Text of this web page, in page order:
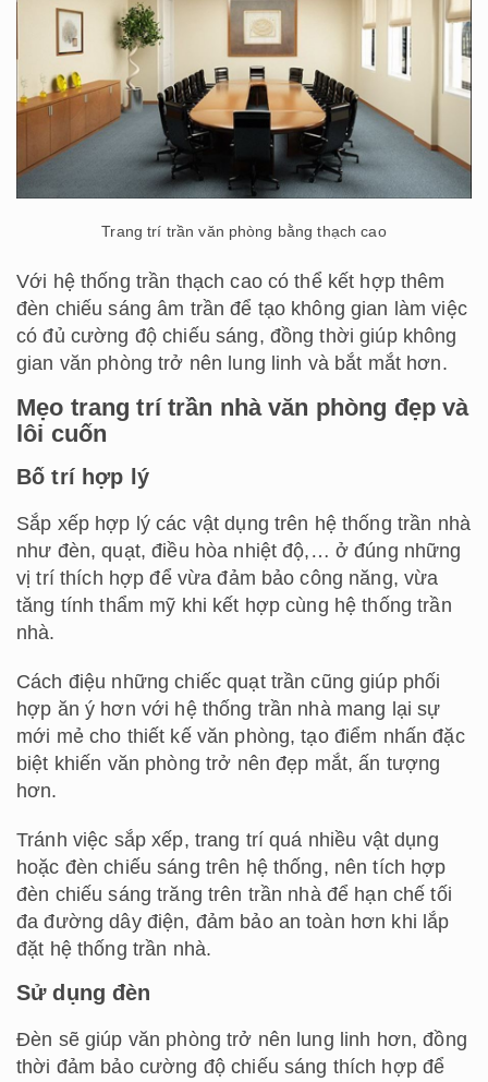
Trang trí trần văn phòng bằng thạch cao
Với hệ thống trần thạch cao có thể kết hợp thêm
đèn chiếu sáng âm trần để tạo không gian làm việc
có đủ cường độ chiếu sáng, đồng thời giúp không
gian văn phòng trở nên lung linh và bắt mắt hơn.
Mẹo trang trí trần nhà văn phòng đẹp và
lôi cuốn
Bố trí hợp lý
Sắp xếp hợp lý các vật dụng trên hệ thống trần nhà
như đèn, quạt, điều hòa nhiệt độ,… ở đúng những
vị trí thích hợp để vừa đảm bảo công năng, vừa
tăng tính thẩm mỹ khi kết hợp cùng hệ thống trần
nhà.
Cách điệu những chiếc quạt trần cũng giúp phối
hợp ăn ý hơn với hệ thống trần nhà mang lại sự
mới mẻ cho thiết kế văn phòng, tạo điểm nhấn đặc
biệt khiến văn phòng trở nên đẹp mắt, ấn tượng
hơn.
Tránh việc sắp xếp, trang trí quá nhiều vật dụng
hoặc đèn chiếu sáng trên hệ thống, nên tích hợp
đèn chiếu sáng trăng trên trần nhà để hạn chế tối
đa đường dây điện, đảm bảo an toàn hơn khi lắp
đặt hệ thống trần nhà.
Sử dụng đèn
Đèn sẽ giúp văn phòng trở nên lung linh hơn, đồng
thời đảm bảo cường độ chiếu sáng thích hợp để